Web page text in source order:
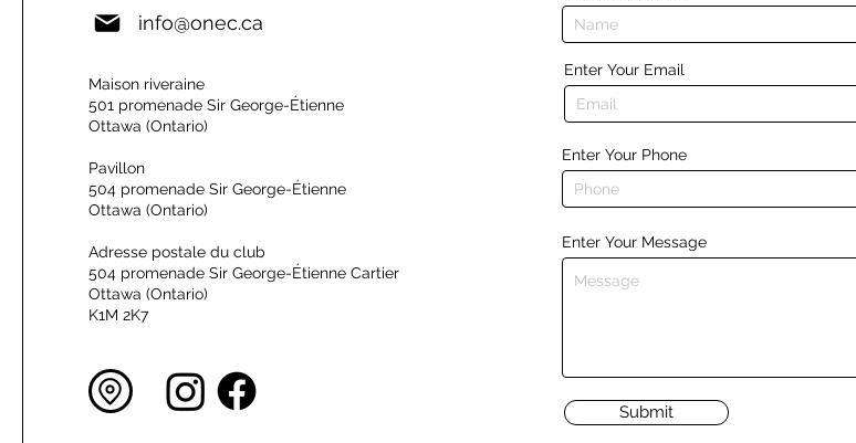
info@onec.ca
Maison riveraine
501 promenade Sir George-Étienne
Ottawa (Ontario)
Pavillon
504 promenade Sir George-Étienne
Ottawa (Ontario)
Adresse postale du club
504 promenade Sir George-Étienne Cartier
Ottawa (Ontario)
K1M 2K7
Enter Your Email
Enter Your Phone
Enter Your Message
Submit